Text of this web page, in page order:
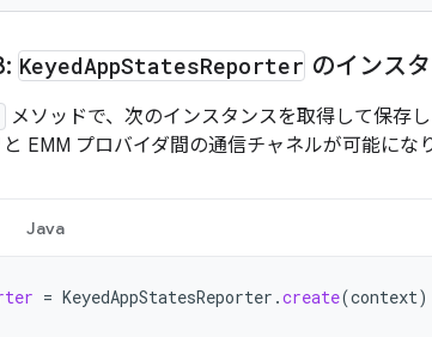
KeyedAppStatesReporter のインス
メソッドで、次のインスタンスを取得して保存し
EMM プロバイダ間の通信チャネルが可能になり
Java
= KeyedAppStatesReporter .create(context)